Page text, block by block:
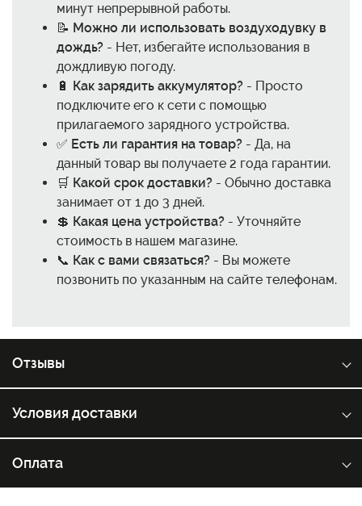
минут непрерывной работы.
📝 Можно ли использовать воздуходувку в
дождь? - Нет, избегайте использования в
дождливую погоду.
🔋
Как зарядить аккумулятор? - Просто
подключите его к сети с помощью
прилагаемого зарядного устройства.
✅ Есть ли гарантия на товар? - Да, на
данный товар вы получаете 2 года гарантии.
🛒 Какой срок доставки? - Обычно доставка
занимает от 1 до 3 дней.
💲 Какая цена устройства? - Уточняйте
стоимость в нашем магазине.
📞 Как с вами связаться? - Вы можете
позвонить по указанным на сайте телефонам.
Отзывы
Условия доставки
Оплата